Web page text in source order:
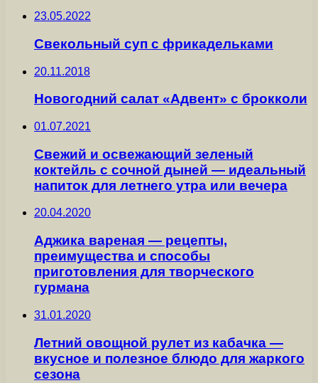
23.05.2022
Свекольный суп с фрикадельками
20.11.2018
Новогодний салат «Адвент» с брокколи
01.07.2021
Свежий и освежающий зеленый
коктейль с сочной дыней — идеальный
напиток для летнего утра или вечера
20.04.2020
Аджика вареная — рецепты,
преимущества и способы
приготовления для творческого
гурмана
31.01.2020
Летний овощной рулет из кабачка —
вкусное и полезное блюдо для жаркого
сезона